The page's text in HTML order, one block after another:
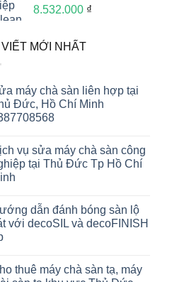
8.532.000 ₫
VIẾT MỚI NHẤT
máy chà sàn liên hợp tại
Đức, Hồ Chí Minh
vụ sửa máy chà sàn công
tại Thủ Đức Tp Hồ Chí
dẫn đánh bóng sàn lộ
với decoSIL và decoFINISH
thuê máy chà sàn tạ, máy